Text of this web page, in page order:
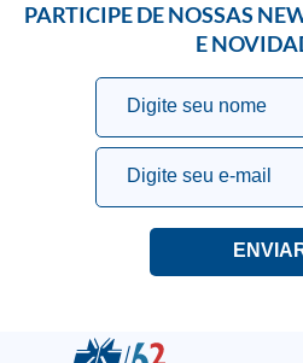
PARTICIPE DE NOSSAS
E